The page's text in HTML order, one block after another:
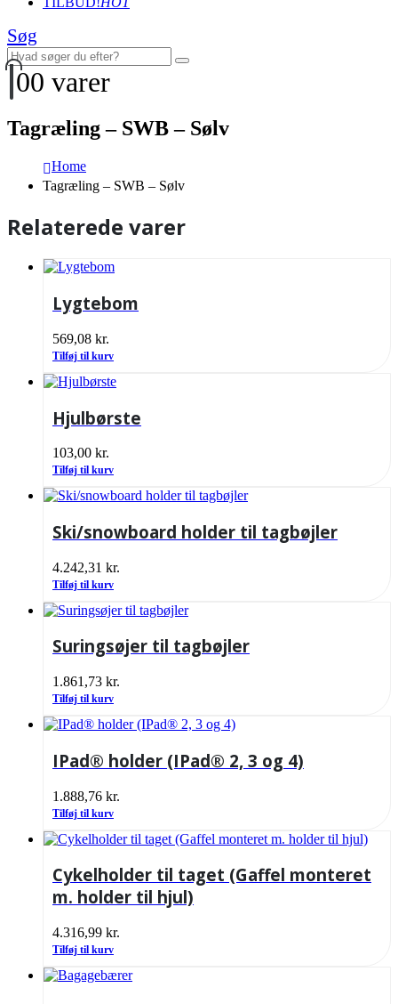
Søg
00 varer
Tagræling – SWB – Sølv
Home
Tagræling – SWB – Sølv
Relaterede varer
Lygtebom
569,08 kr.
Tilføj til kurv
Hjulbørste
103,00 kr.
Tilføj til kurv
Ski/snowboard holder til tagbøjler
4.242,31 kr.
Tilføj til kurv
Suringsøjer til tagbøjler
1.861,73 kr.
Tilføj til kurv
IPad® holder (IPad® 2, 3 og 4)
1.888,76 kr.
Tilføj til kurv
Cykelholder til taget (Gaffel monteret
m. holder til hjul)
4.316,99 kr.
Tilføj til kurv